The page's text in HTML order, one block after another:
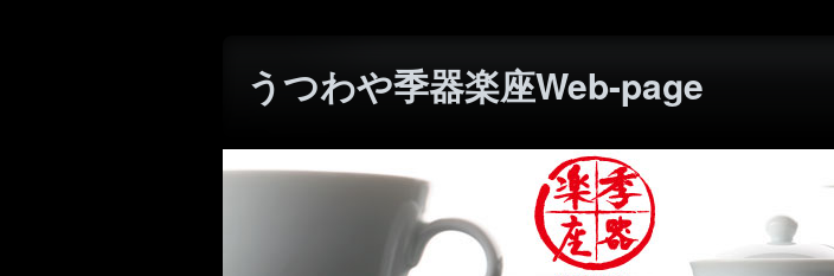
うつわや季器楽座Web-page